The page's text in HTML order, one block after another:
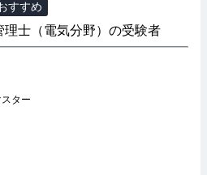
すすめ
理士（電気分野）の受験者
ター